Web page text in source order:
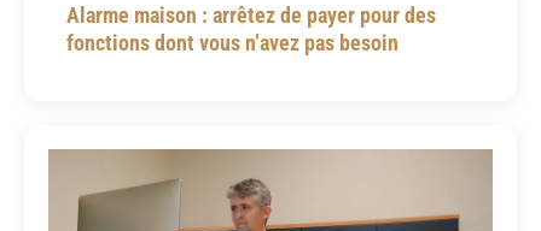
Alarme maison : arrêtez de payer pour des
fonctions dont vous n’avez pas besoin